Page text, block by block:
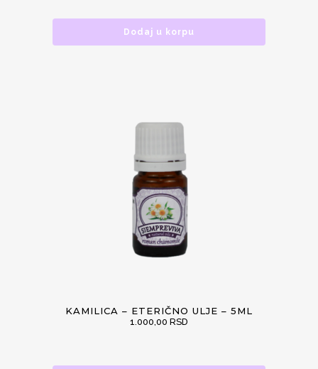
Dodaj u korpu
KAMILICA – ETERIČNO ULJE – 5ML
1.000,00 RSD